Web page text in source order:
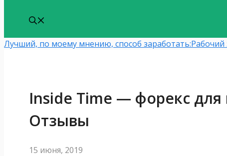
Лучший, по моему мнению, способ заработать:Рабочий
Inside Time — форекс
Отзывы
15 июня, 2019